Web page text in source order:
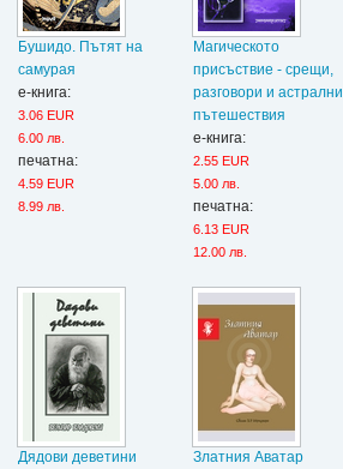
Бушидо. Пътят на
самурая
е-книга:
3.06 EUR
6.00 лв.
печатна:
4.59 EUR
8.99 лв.
Магическото
присъствие - срещи,
разговори и астрални
пътешествия
е-книга:
2.55 EUR
5.00 лв.
печатна:
6.13 EUR
12.00 лв.
Дядови деветини
Златния Аватар